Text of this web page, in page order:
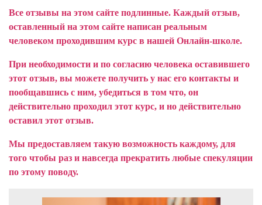
Все отзывы на этом сайте подлинные. Каждый отзыв,
оставленный на этом сайте написан реальным
человеком проходившим курс в нашей Онлайн-школе.
При необходимости и по согласию человека оставившего
этот отзыв, вы можете получить у нас его контакты и
пообщавшись с ним, убедиться в том что, он
действительно проходил этот курс, и но действительно
оставил этот отзыв.
Мы предоставляем такую возможность каждому, для
того чтобы раз и навсегда прекратить любые спекуляции
по этому поводу.